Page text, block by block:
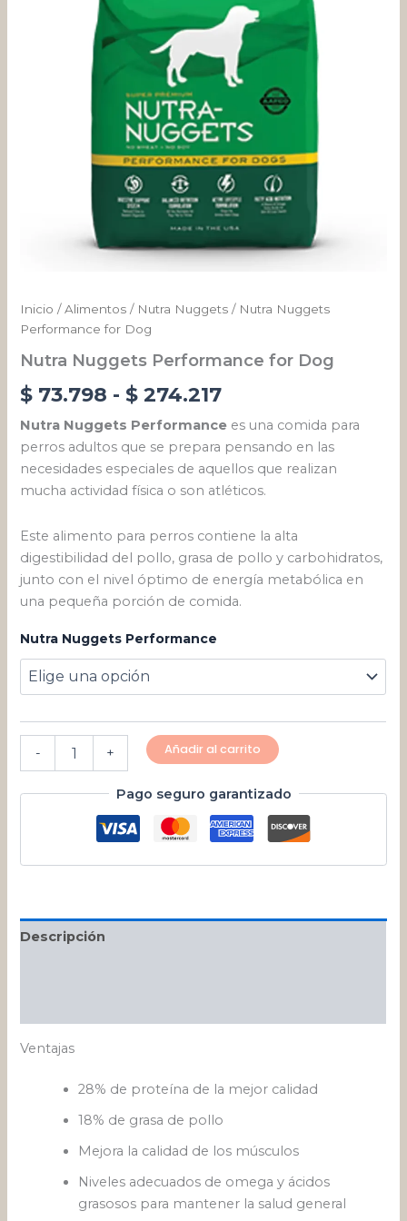
Inicio /Alimentos / Nutra Nuggets / Nutra Nuggets
Performance for Dog
Nutra Nuggets Performance for Dog
$ 73.798 - $ 274.217
desde
$ 73.798
hasta
$ 274.217
Nutra Nuggets Performance es una comida para
perros adultos que se prepara pensando en las
necesidades especiales de aquellos que realizan
mucha actividad física o son atléticos.
Este alimento para perros contiene la alta
digestibilidad del pollo, grasa de pollo y carbohidratos,
junto con el nivel óptimo de energía metabólica en
una pequeña porción de comida.
Nutra Nuggets Performance
- + Añadir al carrito
Pago seguro garantizado
Descripción
Ventajas
28% de proteína de la mejor calidad
18% de grasa de pollo
Mejora la calidad de los músculos
Niveles adecuados de omega y ácidos
grasosos para mantener la salud general